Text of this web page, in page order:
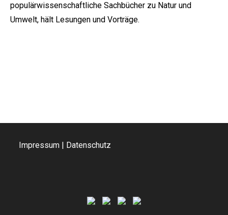
populärwissenschaftliche Sachbücher zu Natur und
Umwelt, hält Lesungen und Vorträge.
Impressum | Datenschutz